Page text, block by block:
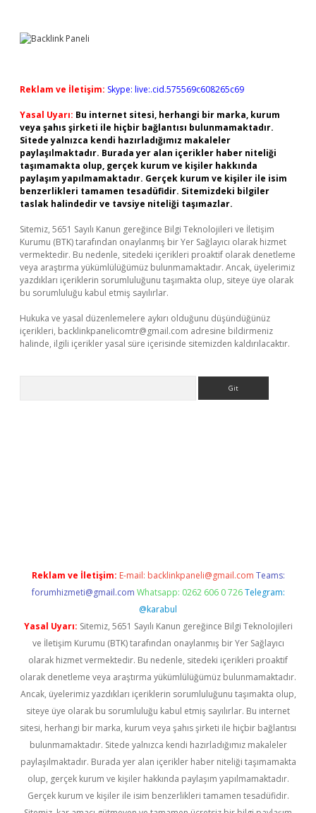
Reklam ve İletişim: Skype: live:.cid.575569c608265c69
Yasal Uyarı: Bu internet sitesi, herhangi bir marka, kurum
veya şahıs şirketi ile hiçbir bağlantısı bulunmamaktadır.
Sitede yalnızca kendi hazırladığımız makaleler
paylaşılmaktadır. Burada yer alan içerikler haber niteliği
taşımamakta olup, gerçek kurum ve kişiler hakkında
paylaşım yapılmamaktadır. Gerçek kurum ve kişiler ile isim
benzerlikleri tamamen tesadüfidir. Sitemizdeki bilgiler
taslak halindedir ve tavsiye niteliği taşımazlar.
Sitemiz, 5651 Sayılı Kanun gereğince Bilgi Teknolojileri ve İletişim
Kurumu (BTK) tarafından onaylanmış bir Yer Sağlayıcı olarak hizmet
vermektedir. Bu nedenle, sitedeki içerikleri proaktif olarak denetleme
veya araştırma yükümlülüğümüz bulunmamaktadır. Ancak, üyelerimiz
yazdıkları içeriklerin sorumluluğunu taşımakta olup, siteye üye olarak
bu sorumluluğu kabul etmiş sayılırlar.
Hukuka ve yasal düzenlemelere aykırı olduğunu düşündüğünüz
içerikleri, backlinkpanelicomtr@gmail.com adresine bildirmeniz
halinde, ilgili içerikler yasal süre içerisinde sitemizden kaldırılacaktır.
Reklam ve İletişim: E-mail: backlinkpaneli@gmail.com Teams:
forumhizmeti@gmail.com Whatsapp: 0262 606 0 726 Telegram:
@karabul
Yasal Uyarı: Sitemiz, 5651 Sayılı Kanun gereğince Bilgi Teknolojileri
ve İletişim Kurumu (BTK) tarafından onaylanmış bir Yer Sağlayıcı
olarak hizmet vermektedir. Bu nedenle, sitedeki içerikleri proaktif
olarak denetleme veya araştırma yükümlülüğümüz bulunmamaktadır.
Ancak, üyelerimiz yazdıkları içeriklerin sorumluluğunu taşımakta olup,
siteye üye olarak bu sorumluluğu kabul etmiş sayılırlar. Bu internet
sitesi, herhangi bir marka, kurum veya şahıs şirketi ile hiçbir bağlantısı
bulunmamaktadır. Sitede yalnızca kendi hazırladığımız makaleler
paylaşılmaktadır. Burada yer alan içerikler haber niteliği taşımamakta
olup, gerçek kurum ve kişiler hakkında paylaşım yapılmamaktadır.
Gerçek kurum ve kişiler ile isim benzerlikleri tamamen tesadüfidir.